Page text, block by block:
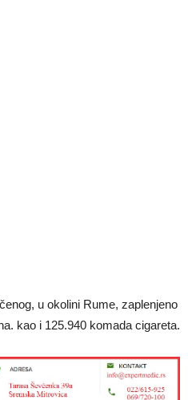
u okolini Rume, zaplenjeno
kao i 125.940 komada cigareta.